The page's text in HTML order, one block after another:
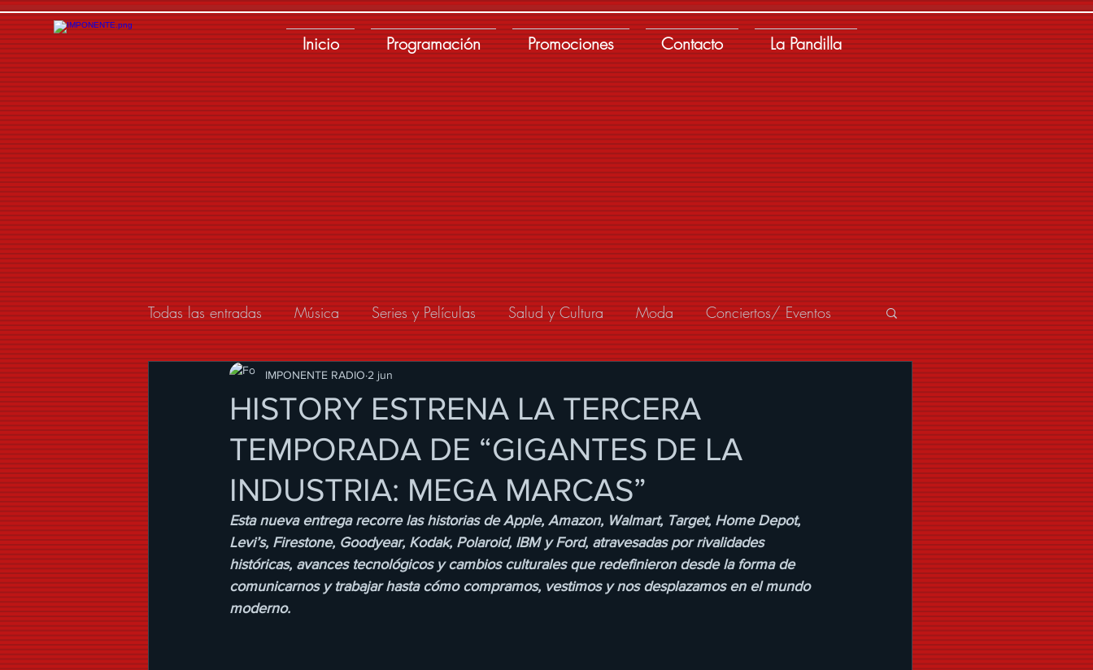
Inicio Programación Promociones Contacto La Pandilla
Todas las entradas Música Series y Películas Salud y Cultura Moda Conciertos/ Eventos
Modo de Vida
HISTORY ESTRENA LA TERCERA
TEMPORADA DE “GIGANTES DE LA
INDUSTRIA: MEGA MARCAS”
IMPONENTE RADIO 2 jun
Esta nueva entrega recorre las historias de Apple, Amazon, Walmart, Target, Home Depot,
Levi’s, Firestone, Goodyear, Kodak, Polaroid, IBM y Ford, atravesadas por rivalidades
históricas, avances tecnológicos y cambios culturales que redefinieron desde la forma de
comunicarnos y trabajar hasta cómo compramos, vestimos y nos desplazamos en el mundo
moderno.